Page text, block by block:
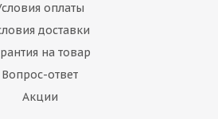
оплаты
доставки
на товар
Вопрос-ответ
Акции